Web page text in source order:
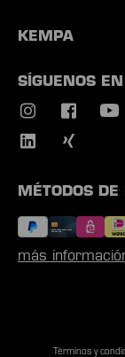
KEMPA
SÍGUENOS EN
MÉTODOS DE
más
Términos y